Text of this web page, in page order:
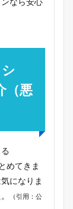
（悪
めてきま
になりま
（引用：公